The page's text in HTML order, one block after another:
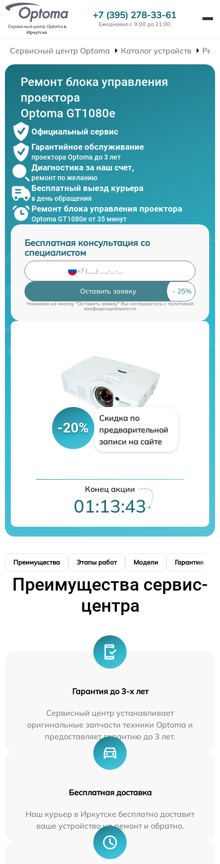
Сервисный центр Optomaв
Иркутске
+7 (395) 278-33-61
Ежедневно с 9:00 до 21:00
Сервисный центр Optoma Каталог устройств
Ремонт блока управления
проектора
Optoma GT1080e
Официальный сервис
Гарантийное обслуживание
проектора Optoma до 3 лет
Диагностика за наш счет,
ремонт по желанию
Бесплатный выезд курьера
в день обращения
Ремонт блока управления проектора
Optoma GT1080e от 35 минут
Бесплатная консультация со
специалистом
Оставить заявку
Нажимая на кнопку "Оставить заявку" Вы соглашаетесь cполитикой
конфиденциальности
-20%
Скидка по
предварительной
записи на сайте
Конец акции
01:13:42
Преимущества Этапы работ Модели Гарантия
Преимущества сервис-
центра
Гарантия до 3-х лет
Сервисный центр устанавливает
оригинальные запчасти техники Optoma и
предоставляет гарантию до 3 лет.
Бесплатная доставка
Наш курьер в Иркутске бесплатно доставит
ваше устройство на ремонт и обратно.